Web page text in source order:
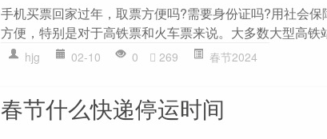
手机买票回家过年，取票方便吗?需要身份证吗?用社会
方便，特别是对于高铁票和火车票来说。大多数大型高铁
hjg 02-10 0 269 春节2024
春节什么快递停运时间